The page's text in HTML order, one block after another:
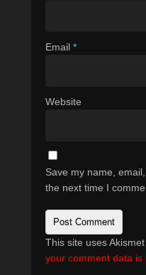
Email *
Website
Save my name,
the next time I
This site uses
your comment data is